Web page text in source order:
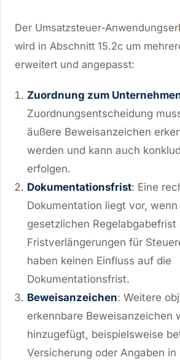
Der Umsatzsteuer-
wird in Abschnitt 15.2c um
erweitert und angepasst:
Zuordnung zum
Zuordnungsentscheidung
äußere Beweisanzeichen
werden und kann auch
erfolgen.
Dokumentationsfrist: Eine
Dokumentation liegt vor,
gesetzlichen Regelabgabefrist
Fristverlängerungen für
haben keinen Einfluss auf die
Dokumentationsfrist.
Beweisanzeichen: Weitere
erkennbare Beweisanzeichen
hinzugefügt, beispielsweise
Versicherung oder Angaben in